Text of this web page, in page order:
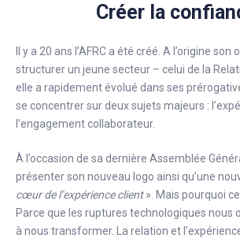
Créer la
Il y a 20 ans l’AFRC a été créé. A l’origine
structurer un jeune secteur – celui de la
elle a rapidement évolué dans ses
se concentrer sur deux sujets majeurs :
l’engagement collaborateur.
À l’occasion de sa dernière Assemblée
présenter son nouveau logo ainsi qu’une
cœur de l’expérience client». Mais pourquoi
Parce que les ruptures technologiques nous
à nous transformer. La relation et